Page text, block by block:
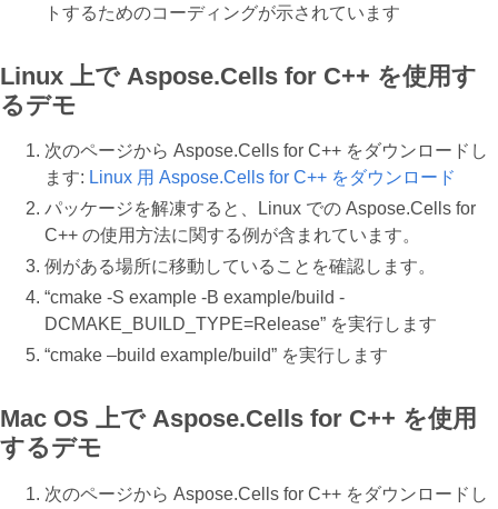
トするためのコーディングが示されています
Linux 上で Aspose.Cells for C++ を使用す
るデモ
次のページから Aspose.Cells for C++ をダウンロードし
ます: Linux 用 Aspose.Cells for C++ をダウンロード
パッケージを解凍すると、Linux での Aspose.Cells for
C++ の使用方法に関する例が含まれています。
例がある場所に移動していることを確認します。
“cmake -S example -B example/build -
DCMAKE_BUILD_TYPE=Release” を実行します
“cmake –build example/build” を実行します
Mac OS 上で Aspose.Cells for C++ を使用
するデモ
次のページから Aspose.Cells for C++ をダウンロードし